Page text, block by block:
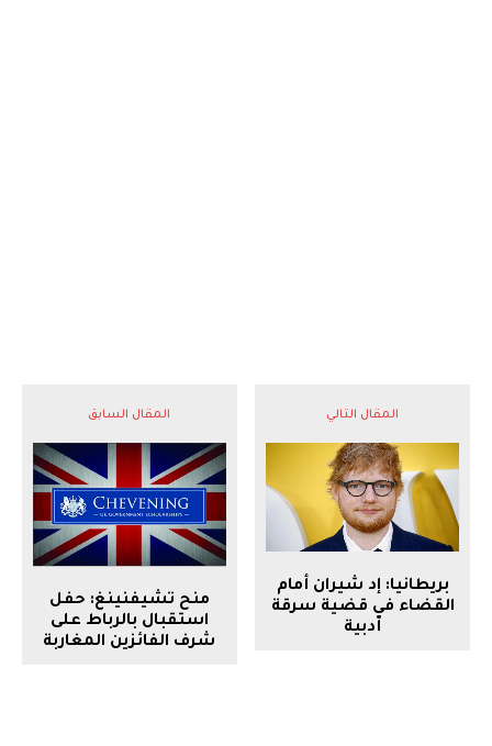
المقال السابق
منح تشيفنينغ: حفل
استقبال بالرباط على
شرف الفائزين المغاربة
المقال التالي
بريطانيا: إد شيران أمام
القضاء في قضية سرقة
أدبية